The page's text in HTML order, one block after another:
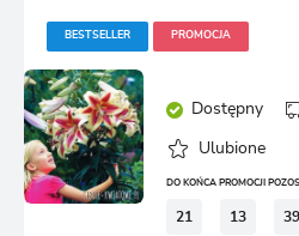
BESTSELLER PROMOCJA
Dostępny
Ulubione
DO KOŃCA PROMOCJI
21 13 39